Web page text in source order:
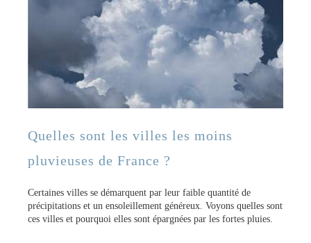
Quelles sont les villes les moins
pluvieuses de France ?
Certaines villes se démarquent par leur faible quantité de
précipitations et un ensoleillement généreux. Voyons quelles sont
ces villes et pourquoi elles sont épargnées par les fortes pluies.